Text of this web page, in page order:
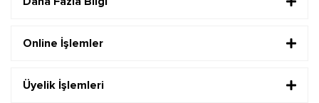
Online İşlemler
Üyelik İşlemleri